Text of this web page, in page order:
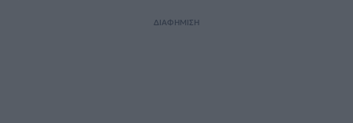
ΔΙΑΦΗΜΙΣΗ